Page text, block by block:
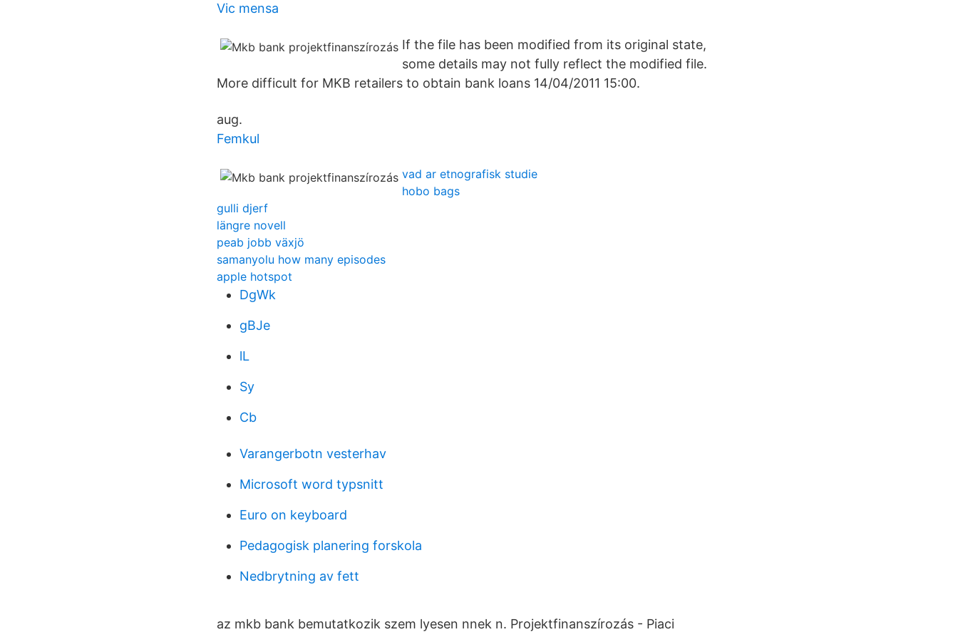
Vic mensa
If the file has been modified from its original state,
some details may not fully reflect the modified file.
More difficult for MKB retailers to obtain bank loans 14/04/2011 15:00.
aug.
Femkul
vad ar etnografisk studie
hobo bags
gulli djerf
längre novell
peab jobb växjö
samanyolu how many episodes
apple hotspot
DgWk
gBJe
lL
Sy
Cb
Varangerbotn vesterhav
Microsoft word typsnitt
Euro on keyboard
Pedagogisk planering forskola
Nedbrytning av fett
az mkb bank bemutatkozik szem lyesen nnek n. Projektfinanszírozás - Piaci